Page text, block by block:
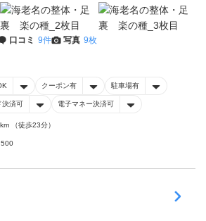
口コミ 9件 写真 9枚
クーポン有 駐車場有
決済可 電子マネー決済可
（徒歩23分）